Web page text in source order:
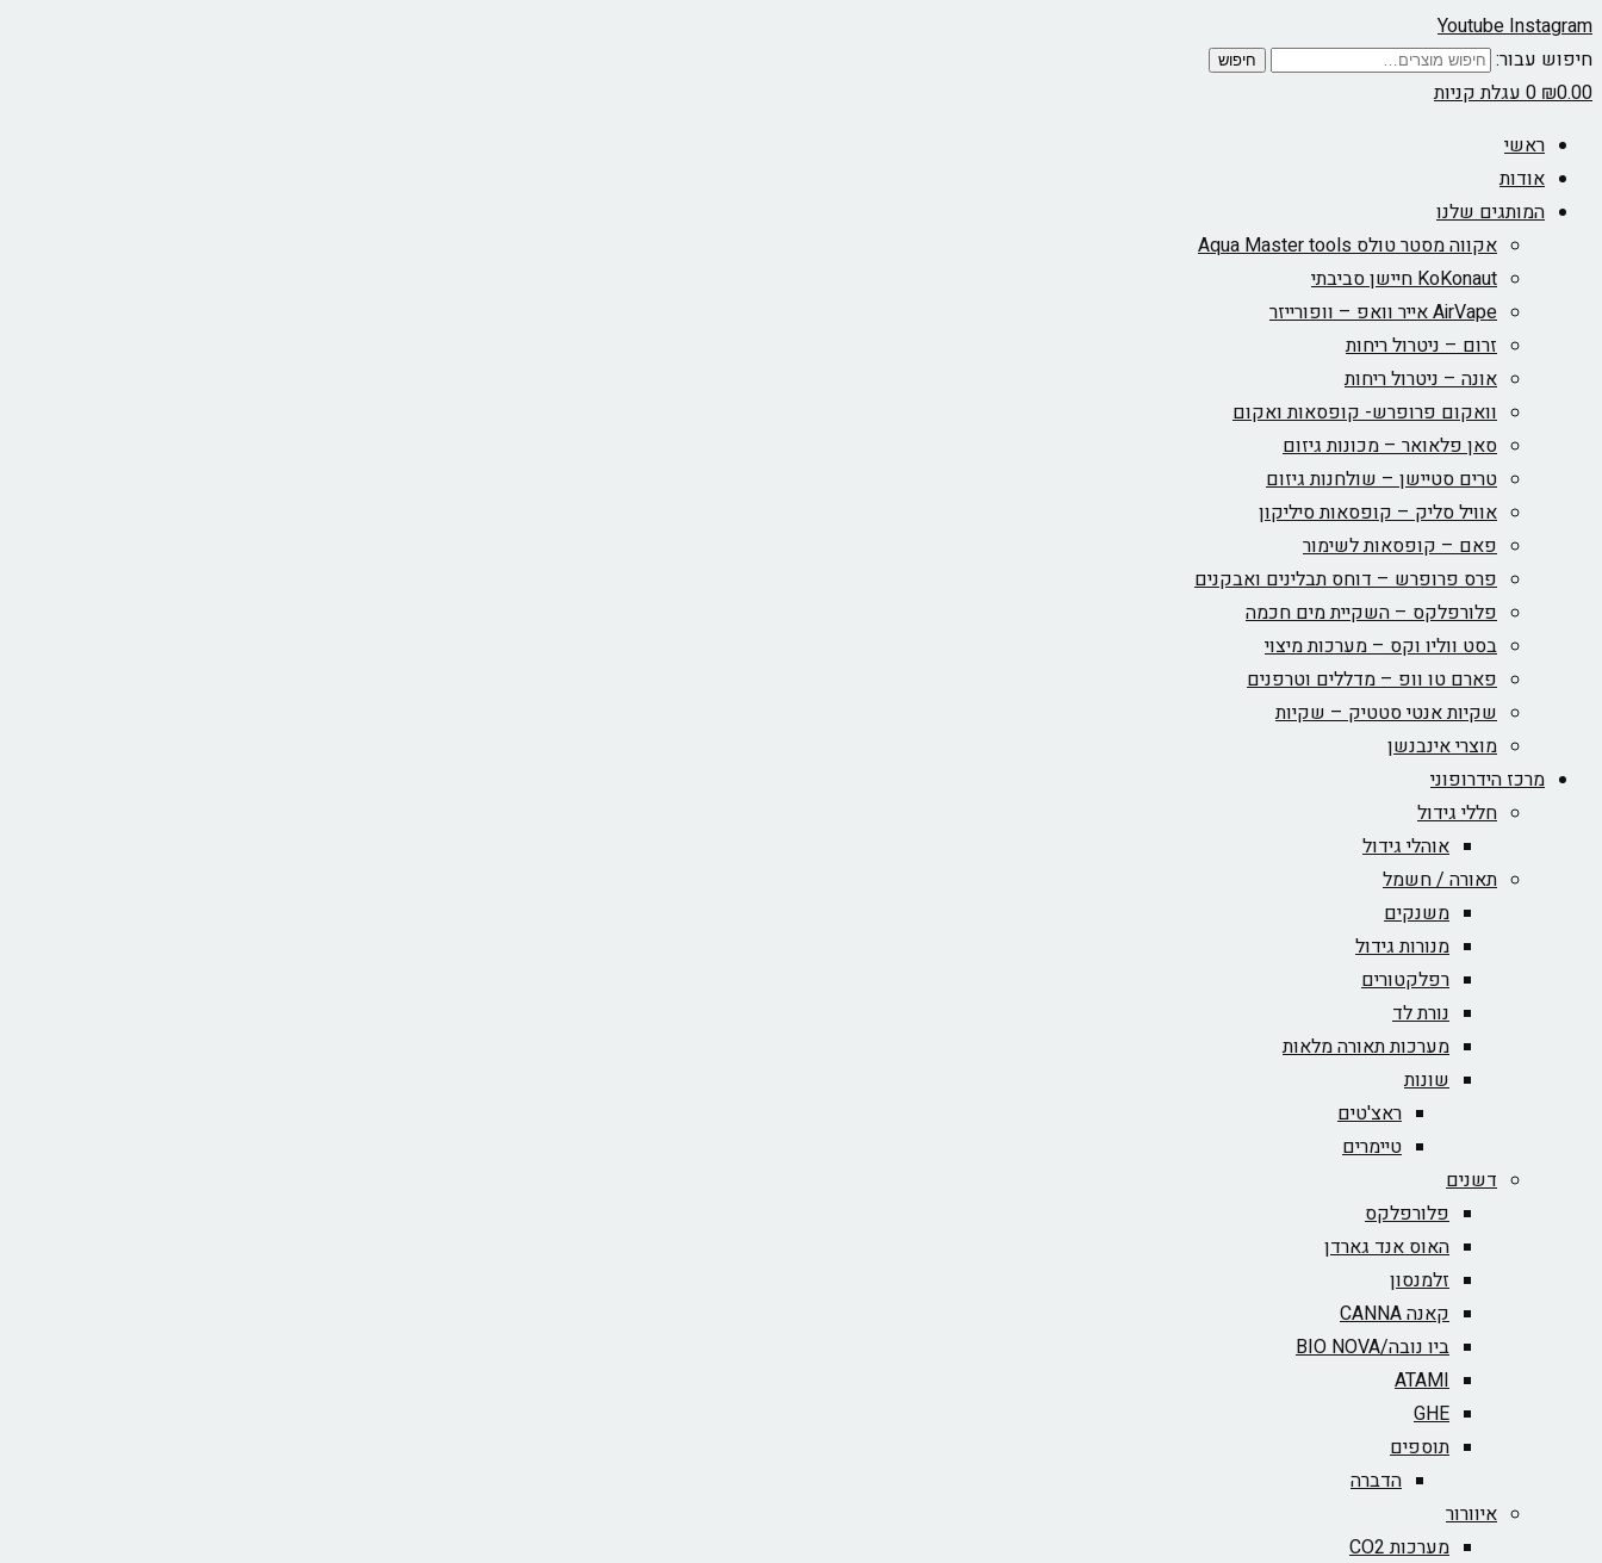
YoutubeInstagram
חיפוש עבור:
חיפוש
₪0.00
0עגלת קניות
ראשי
אודות
המותגים שלנו
אקווה מסטר טולס Aqua Master tools
KoKonaut חיישן סביבתי
AirVape אייר וואפ – וופורייזר
זרום – ניטרול ריחות
אונה – ניטרול ריחות
וואקום פרופרש- קופסאות ואקום
סאן פלאואר – מכונות גיזום
טרים סטיישן – שולחנות גיזום
אוויל סליק – קופסאות סיליקון
פאם – קופסאות לשימור
פרס פרופרש – דוחס תבלינים ואבקנים
פלורפלקס – השקיית מים חכמה
בסט ווליו וקס – מערכות מיצוי
פארם טו וופ – מדללים וטרפנים
שקיות אנטי סטטיק – שקיות
מוצרי אינבנשן
מרכז הידרופוני
חללי גידול
אוהלי גידול
תאורה / חשמל
משנקים
מנורות גידול
רפלקטורים
נורת לד
מערכות תאורה מלאות
שונות
ראצ'טים
טיימרים
דשנים
פלורפלקס
האוס אנד גארדן
זלמנסון
קאנה CANNA
ביו נובה/BIO NOVA‏
ATAMI
GHE
תוספים
הדברה
איוורור
מערכות CO2